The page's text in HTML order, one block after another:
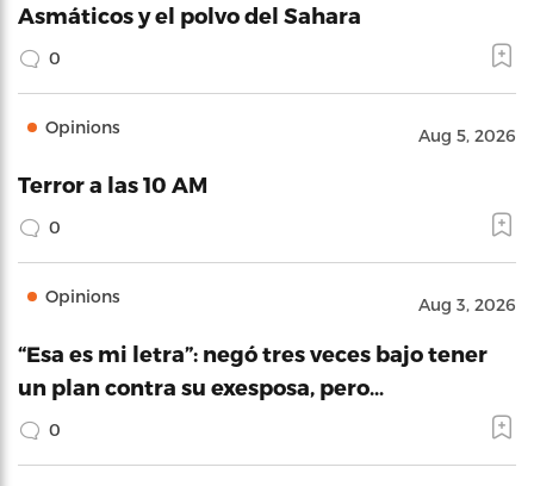
Asmáticos y el polvo del Sahara
0
Opinions Aug 5, 2026
Terror a las 10 AM
0
Opinions Aug 3, 2026
“Esa es mi letra”: negó tres veces bajo tener
un plan contra su exesposa, pero…
0